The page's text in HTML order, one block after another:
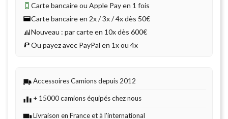
Carte bancaire ou Apple Pay en 1 fois
Carte bancaire en 2x / 3x / 4x dès 50€
Nouveau : par carte en 10x dès 600€
Ou payez avec PayPal en 1x ou 4x
Accessoires Camions depuis 2012
+ 15000 camions équipés chez nous
Livraison en France et à l'international